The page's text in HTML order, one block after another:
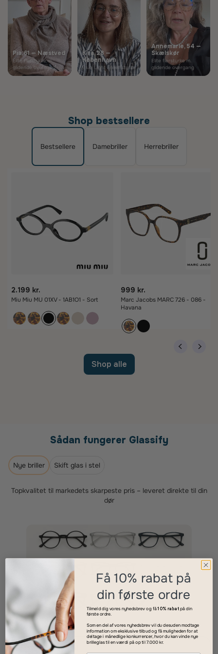
Pia, 61 — Næstved
Elite flerstyrke m.
glidende overgang
Kira, 28 —
København
Blue Light Enkeltstyrke
Annemarie, 54 —
Skælskør
Elite flerstyrke m.
glidende overgang
Shop bestsellere
Bestsellere Damebriller Herrebriller
2.199 kr.
Miu Miu MU 01XV - 1AB1O1 - Sort
999 kr.
Marc Jacobs MARC 726 - 086 -
Havana
Shop alle
Sådan fungerer Glassify
Nye briller Skift glas i stel
Topkvalitet til markedets skarpeste pris – leveret direkte til din
dør
Vælg dit stel
Få 10% rabat på
din første ordre
Tilmeld dig vores nyhedsbrev og få10% rabatpå din
første ordre.
Som en del af vores nyhedsbrev vil du desuden modtage
information om eksklusive tilbud og få muligheden for at
deltage i månedlige konkurrencer, hvor du kan vinde nye
brilleglas til en værdi på op til 7.000 kr.